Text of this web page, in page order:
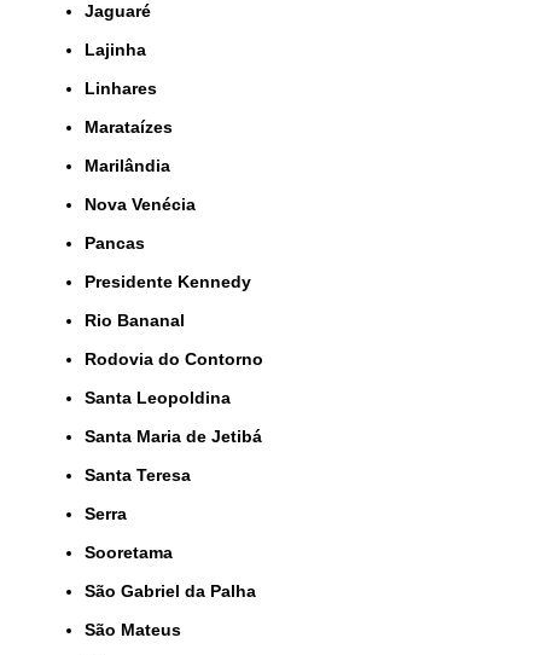
Jaguaré
Lajinha
Linhares
Marataízes
Marilândia
Nova Venécia
Pancas
Presidente Kennedy
Rio Bananal
Rodovia do Contorno
Santa Leopoldina
Santa Maria de Jetibá
Santa Teresa
Serra
Sooretama
São Gabriel da Palha
São Mateus